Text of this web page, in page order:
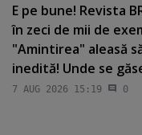
E pe bune! Revista
în zeci de mii de
"Amintirea" aleasă
inedită! Unde se
7 AUG 2026 15:19 0